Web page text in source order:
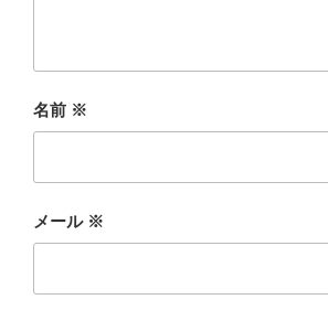
名前 ※
メール ※